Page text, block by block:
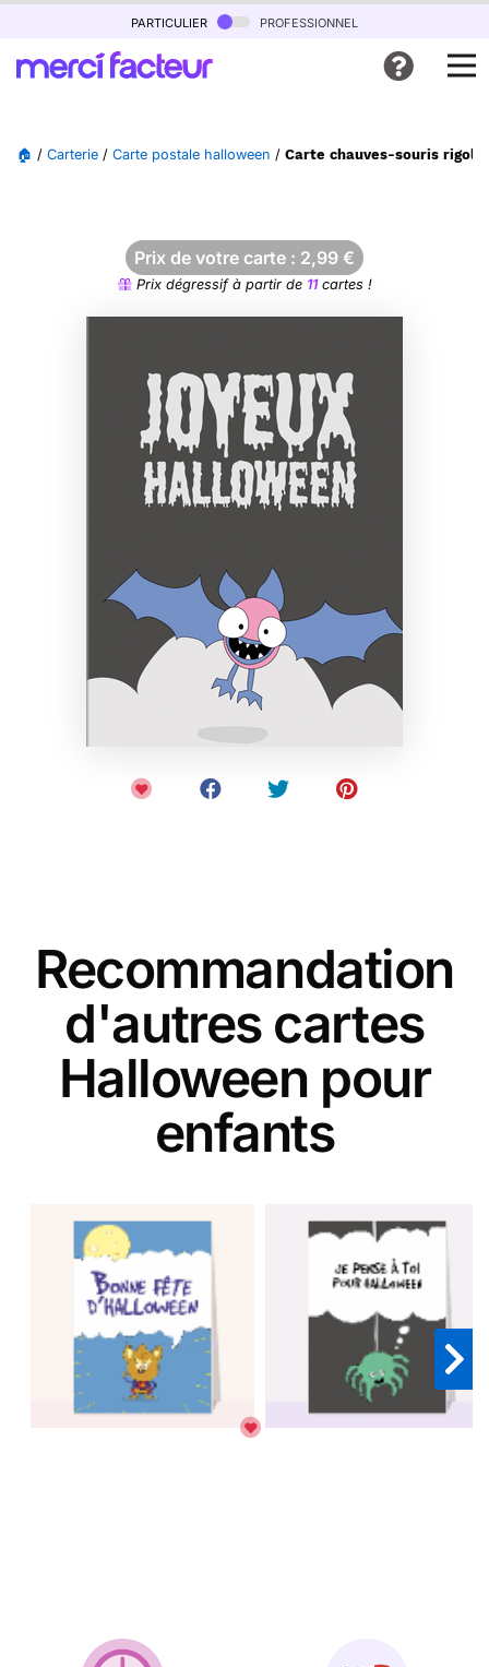
particulier professionnel
🏠 / Carterie / Carte postale halloween / Carte chauves-souris
Prix de votre carte : 2,99 €
Prix dégressif à partir de 11cartes !
Recommandation
d'autres cartes
Halloween pour
enfants